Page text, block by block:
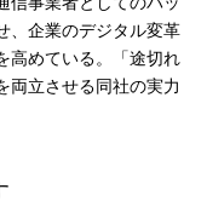
、企業のデジタル変革
高めている。「途切れ
両立させる同社の実力